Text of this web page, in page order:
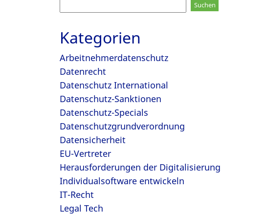
nach:
Kategorien
Arbeitnehmerdatenschutz
Datenrecht
Datenschutz International
Datenschutz-Sanktionen
Datenschutz-Specials
Datenschutzgrundverordnung
Datensicherheit
EU-Vertreter
Herausforderungen der Digitalisierung
Individualsoftware entwickeln
IT-Recht
Legal Tech